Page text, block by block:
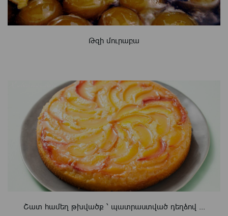
Թզի մուրաբա
Շատ համեղ թխվածք ՝ պատրաստված դեղձով ...